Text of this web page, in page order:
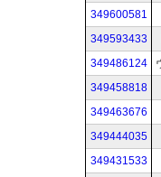
349600581
349593433
349486124
349458818
349463676
349444035
349431533